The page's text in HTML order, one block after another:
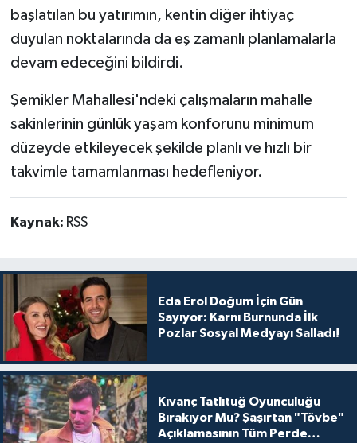
başlatılan bu yatırımın, kentin diğer ihtiyaç
duyulan noktalarında da eş zamanlı planlamalarla
devam edeceğini bildirdi.
Şemikler Mahallesi'ndeki çalışmaların mahalle
sakinlerinin günlük yaşam konforunu minimum
düzeyde etkileyecek şekilde planlı ve hızlı bir
takvimle tamamlanması hedefleniyor.
Kaynak: RSS
Eda Erol Doğum İçin Gün
Sayıyor: Karnı Burnunda İlk
Pozlar Sosyal Medyayı Salladı!
Kıvanç Tatlıtuğ Oyunculuğu
Bırakıyor Mu? Şaşırtan "Tövbe"
Açıklamasının Tüm Perde